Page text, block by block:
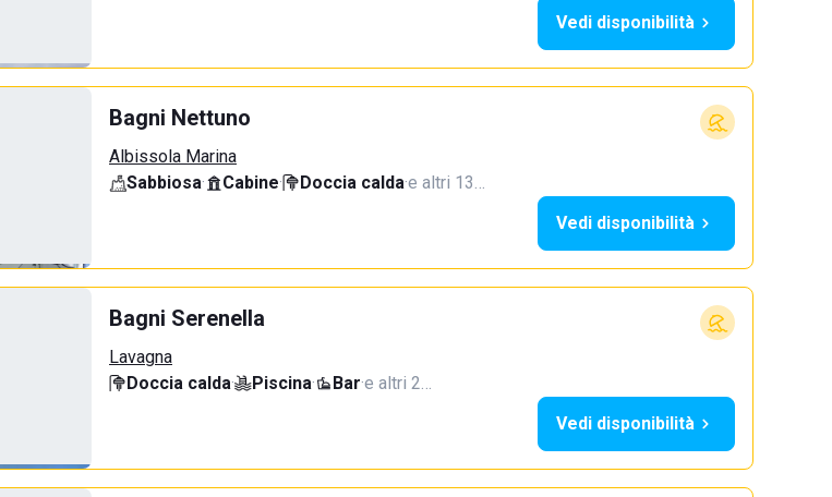
Vedi disponibilità
Bagni Nettuno
Albissola Marina
Sabbiosa· Cabine· Doccia calda·e altri 13…
Vedi disponibilità
Bagni Serenella
Lavagna
Doccia calda· Piscina· Bar·e altri 2…
Vedi disponibilità